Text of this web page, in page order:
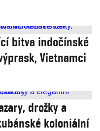
bitva indočínské
Vietnamci
drožky a
koloniální